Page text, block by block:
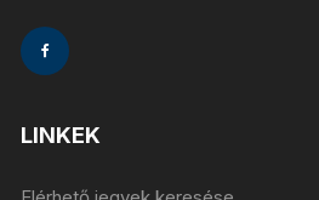
LINKEK